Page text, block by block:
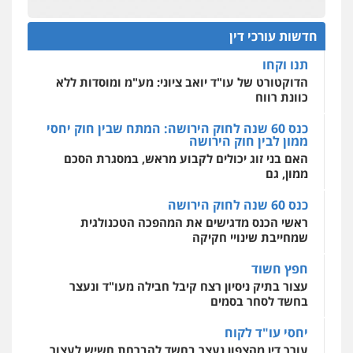
אחסון אתרים
מקצועיים לעורכי דין
מרכז התחלה חדשה
אסירים עבירות מין שירותים מקצועיים
לעורכי דין
חדשות עורכי דין
להגנה על עסקים קטנים
תנו וקחו
הדוקטורט של עו"ד יואב ציוני: מע"מ ומוסדות ללא
כוונת רווח
כנס 60 שנה לחוק הירושה: המתח שבין חוק יחסי
ממון לבין חוק הירושה
האם בני זוג יכולים לקבוע מראש, במסגרת הסכם
ממון, גם
כנס 60 שנה לחוק הירושה
ראשי הכנס מדגישים את המהפכה הטכנולגית
שמחייבת שינויי חקיקה
חפץ חשוד
עצור בתיק ניסיון רצח קיבל חבילה מעו"ד ונעצר
בחשד לסחר בסמים
יחסי עו"ד לקוח
עורך דין מהצפון נעצר בחשד להברחת חשיש לעצור